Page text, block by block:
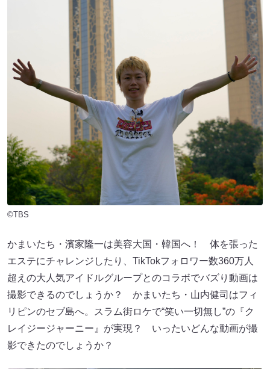
©TBS
かまいたち・濱家隆一は美容大国・韓国へ！ 体を張った
エステにチャレンジしたり、TikTokフォロワー数360万人
超えの大人気アイドルグループとのコラボでバズり動画は
撮影できるのでしょうか？ かまいたち・山内健司はフィ
リピンのセブ島へ。スラム街ロケで“笑い一切無し”の『ク
レイジージャーニー』が実現？ いったいどんな動画が撮
影できたのでしょうか？